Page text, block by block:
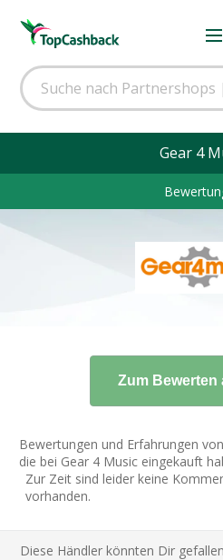
Gear 4
Bewertungen und Erfahrungen
die bei Gear 4 Music eingekauft
Zur Zeit sind leider keine
vorhanden.
Diese Händler könnten Dir